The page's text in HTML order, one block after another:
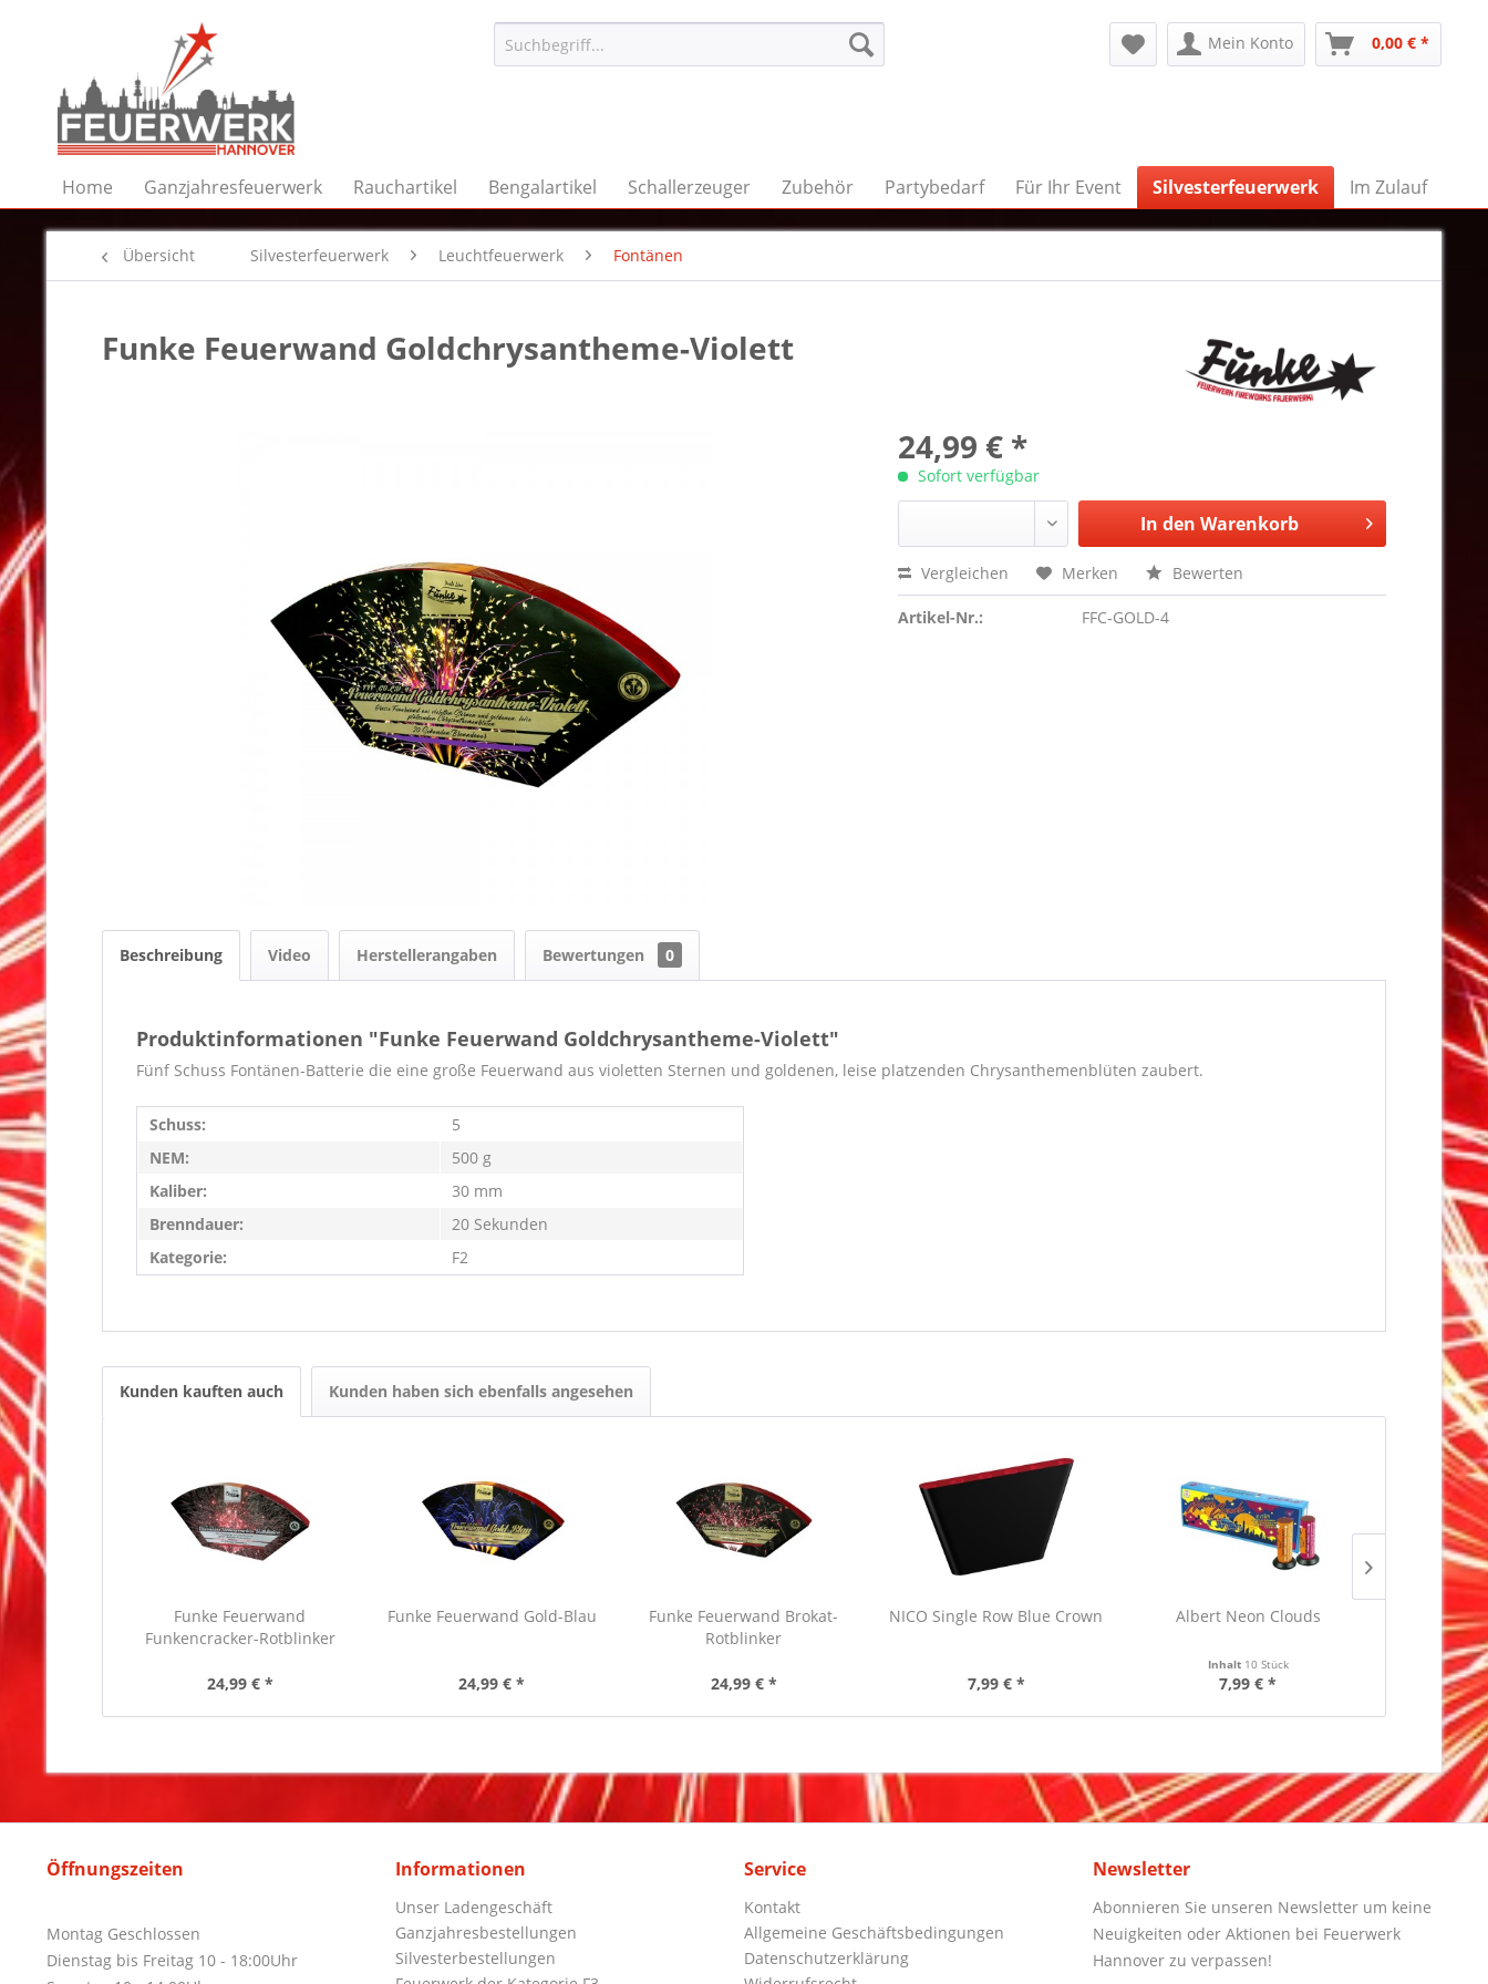
Mein Konto 0,00 € *
Home Ganzjahresfeuerwerk Rauchartikel Bengalartikel Schallerzeuger Zubehör Partybedarf Für Ihr Event Silvesterfeuerwerk Im Zulauf
Übersicht Silvesterfeuerwerk Leuchtfeuerwerk Fontänen
Funke Feuerwand Goldchrysantheme-Violett
24,99 € *
Sofort verfügbar
In den Warenkorb
Vergleichen Merken Bewerten
Artikel-Nr.: FFC-GOLD-4
Beschreibung Video Herstellerangaben Bewertungen 0
Produktinformationen "Funke Feuerwand Goldchrysantheme-Violett"
Fünf Schuss Fontänen-Batterie die eine große Feuerwand aus violetten Sternen und goldenen, leise platzenden Chrysanthemenblüten zaubert.
Schuss:
5
NEM:
500 g
Kaliber:
30 mm
Brenndauer:
20 Sekunden
Kategorie:
F2
Kunden kauften auch Kunden haben sich ebenfalls angesehen
Funke Feuerwand
Funkencracker-Rotblinker
24,99 € *
Funke Feuerwand Gold-Blau
24,99 € *
Funke Feuerwand Brokat-
Rotblinker
24,99 € *
NICO Single Row Blue Crown
7,99 € *
Albert Neon Clouds
Inhalt 10 Stück
7,99 € *
Draco
39,99
Öffnungszeiten
Montag Geschlossen
Dienstag bis Freitag 10 - 18:00Uhr
Informationen
Unser Ladengeschäft
Ganzjahresbestellungen
Silvesterbestellungen
Service
Kontakt
Allgemeine Geschäftsbedingungen
Datenschutzerklärung
Newsletter
Abonnieren Sie unseren Newsletter um keine
Neuigkeiten oder Aktionen bei Feuerwerk
Hannover zu verpassen!